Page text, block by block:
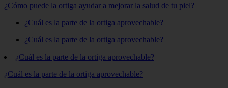
¿Cómo puede la ortiga ayudar a mejorar la salud de tu piel?
¿Cuál es la parte de la ortiga aprovechable?
¿Cuál es la parte de la ortiga aprovechable?
¿Cuál es la parte de la ortiga aprovechable?
¿Cuál es la parte de la ortiga aprovechable?